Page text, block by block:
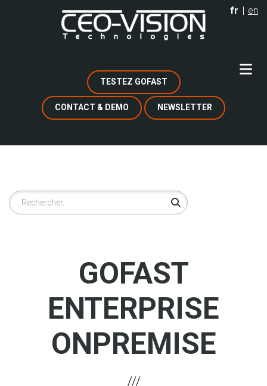
fr en
TESTEZ GOFAST
CONTACT & DEMO NEWSLETTER
Rechercher
GOFAST
ENTERPRISE
ONPREMISE